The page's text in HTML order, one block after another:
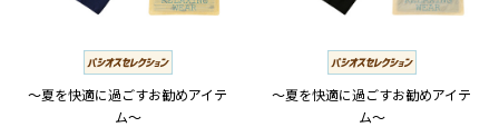
～夏を快適に過ごすお勧めアイテ
ム～
～夏を快適に過ごすお勧めアイテ
ム～